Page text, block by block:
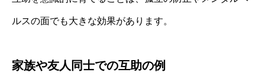
ルスの面でも大きな効果があります。
家族や友人同士での互助の例